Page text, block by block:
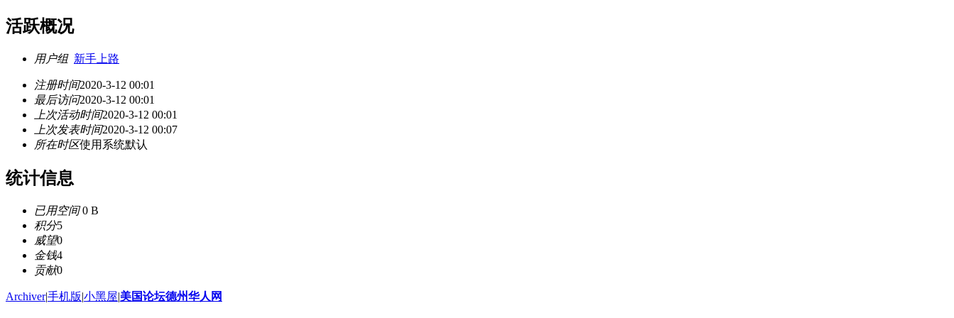
活跃概况
用户组 新手上路
注册时间2020-3-12 00:01
最后访问2020-3-12 00:01
上次活动时间2020-3-12 00:01
上次发表时间2020-3-12 00:07
所在时区使用系统默认
统计信息
已用空间0 B
积分5
威望0
金钱4
贡献0
Archiver|手机版|小黑屋|美国论坛德州华人网